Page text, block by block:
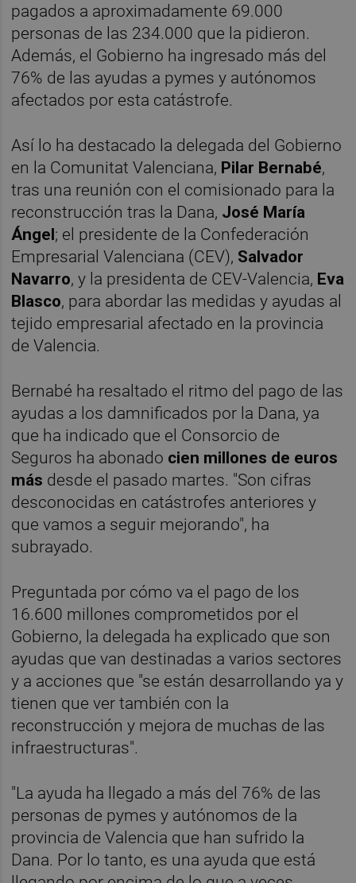
pagados a aproximadamente 69.000
personas de las 234.000 que la pidieron.
Además, el Gobierno ha ingresado más del
76% de las ayudas a pymes y autónomos
afectados por esta catástrofe.
Así lo ha destacado la delegada del Gobierno
en la Comunitat Valenciana, Pilar Bernabé,
tras una reunión con el comisionado para la
reconstrucción tras la Dana, José María
Ángel; el presidente de la Confederación
Empresarial Valenciana (CEV), Salvador
Navarro, y la presidenta de CEV-Valencia, Eva
Blasco, para abordar las medidas y ayudas al
tejido empresarial afectado en la provincia
de Valencia.
Bernabé ha resaltado el ritmo del pago de las
ayudas a los damnificados por la Dana, ya
que ha indicado que el Consorcio de
Seguros ha abonado cien millones de euros
más desde el pasado martes. "Son cifras
desconocidas en catástrofes anteriores y
que vamos a seguir mejorando", ha
subrayado.
Preguntada por cómo va el pago de los
16.600 millones comprometidos por el
Gobierno, la delegada ha explicado que son
ayudas que van destinadas a varios sectores
y a acciones que "se están desarrollando ya y
tienen que ver también con la
reconstrucción y mejora de muchas de las
infraestructuras".
"La ayuda ha llegado a más del 76% de las
personas de pymes y autónomos de la
provincia de Valencia que han sufrido la
Dana. Por lo tanto, es una ayuda que está